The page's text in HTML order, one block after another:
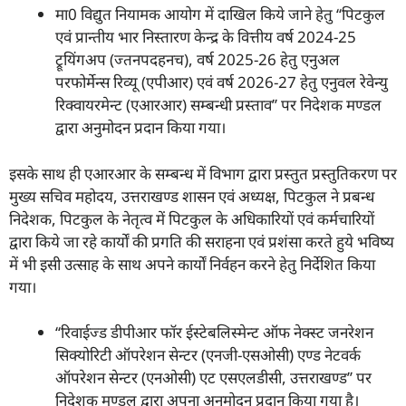
मा0 विद्युत नियामक आयोग में दाखिल किये जाने हेतु ‘‘पिटकुल
एवं प्रान्तीय भार निस्तारण केन्द्र के वित्तीय वर्ष 2024-25
ट्रूयिंगअप (ज्तनपदहनच), वर्ष 2025-26 हेतु एनुअल
परफोर्मेन्स रिव्यू (एपीआर) एवं वर्ष 2026-27 हेतु एनुवल रेवेन्यु
रिक्वायरमेन्ट (एआरआर) सम्बन्धी प्रस्ताव’’ पर निदेशक मण्डल
द्वारा अनुमोदन प्रदान किया गया।
इसके साथ ही एआरआर के सम्बन्ध में विभाग द्वारा प्रस्तुत प्रस्तुतिकरण पर
मुख्य सचिव महोदय, उत्तराखण्ड शासन एवं अध्यक्ष, पिटकुल ने प्रबन्ध
निदेशक, पिटकुल के नेतृत्व में पिटकुल के अधिकारियों एवं कर्मचारियों
द्वारा किये जा रहे कार्यों की प्रगति की सराहना एवं प्रशंसा करते हुये भविष्य
में भी इसी उत्साह के साथ अपने कार्यों निर्वहन करने हेतु निर्देशित किया
गया।
‘‘रिवाईज्ड डीपीआर फॉर ईस्टेबलिस्मेन्ट ऑफ नेक्स्ट जनरेशन
सिक्योरिटी ऑपरेशन सेन्टर (एनजी-एसओसी) एण्ड नेटवर्क
ऑपरेशन सेन्टर (एनओसी) एट एसएलडीसी, उत्तराखण्ड’’ पर
निदेशक मण्डल द्वारा अपना अनुमोदन प्रदान किया गया है।